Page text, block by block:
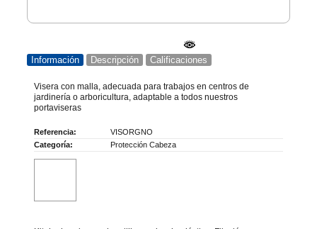
Información Descripción Calificaciones
Visera con malla, adecuada para trabajos en centros de
jardinería o arboricultura, adaptable a todos nuestros
portaviseras
Referencia:
VISORGNO
Categoría:
Protección Cabeza